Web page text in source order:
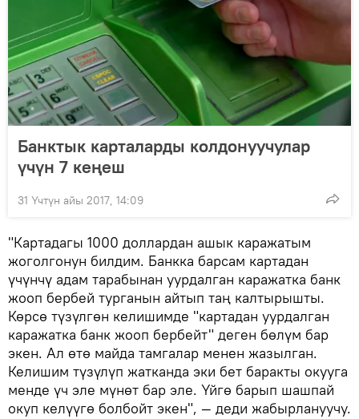
Банктык карталарды колдонуучулар
үчүн 7 кеңеш
31 Үчтүн айы 2017, 14:09
"Картадагы 1000 доллардан ашык каражатым
жоголгонун билдим. Банкка барсам картадан
үчүнчү адам тарабынан уурдалган каражатка банк
жооп бербей турганын айтып таң калтырышты.
Көрсө түзүлгөн келишимде "картадан уурдалган
каражатка банк жооп бербейт" деген бөлүм бар
экен. Ал өтө майда тамгалар менен жазылган.
Келишим түзүлүп жатканда эки бет баракты окууга
менде үч эле мүнөт бар эле. Үйгө барып шашпай
окуп келүүгө болбойт экен", — деди жабырлануучу.